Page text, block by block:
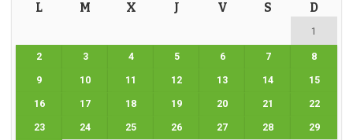
L M X J V S D
1
2 3 4 5 6 7 8
9 10 11 12 13 14 15
16 17 18 19 20 21 22
23 24 25 26 27 28 29